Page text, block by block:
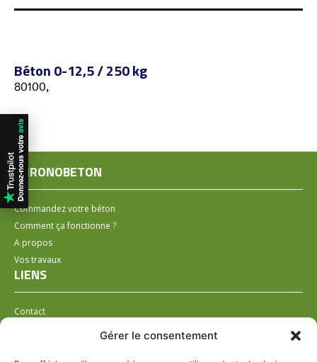
Gérer le consentement
Béton 0-12,5 / 250 kg
80100,
CHRONOBETON
Commandez votre béton
Comment ça fonctionne ?
A propos
Vos travaux
LIENS
Contact